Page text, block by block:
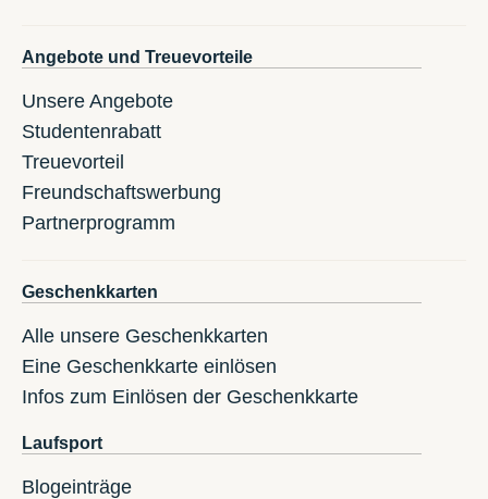
Angebote und Treuevorteile
Unsere Angebote
Studentenrabatt
Treuevorteil
Freundschaftswerbung
Partnerprogramm
Geschenkkarten
Alle unsere Geschenkkarten
Eine Geschenkkarte einlösen
Infos zum Einlösen der Geschenkkarte
Laufsport
Blogeinträge